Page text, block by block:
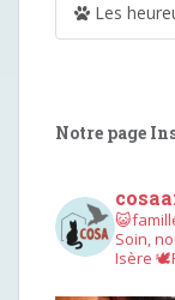
Les
Notre page
Soin,
Isère